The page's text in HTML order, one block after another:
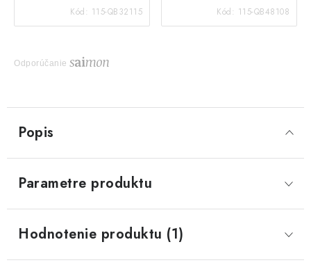
Kód: 115-QB32115 Kód: 115-QB48108
Odporúčanie
Popis
Parametre produktu
Hodnotenie produktu (1)